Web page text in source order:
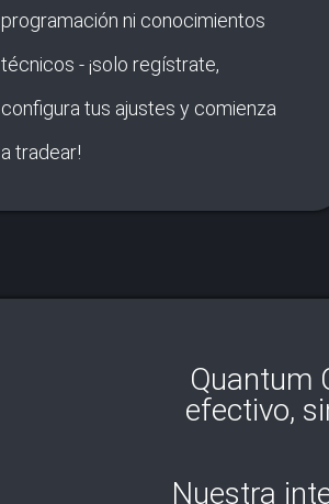
programación ni conocimientos
técnicos - ¡solo regístrate,
configura tus ajustes y comienza
a tradear!
Quantum
efectivo,
Nuestra